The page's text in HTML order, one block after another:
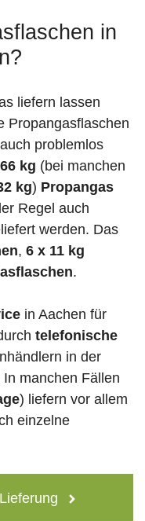
in
liefern lassen
Propangasflaschen
problemlos
kg (bei manchen
kg) Propangas
Regel auch
werden. Das
, 6 x 11 kg
.
in Aachen für
telefonische
in der
manchen Fällen
) liefern vor allem
einzelne